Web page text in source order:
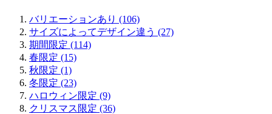
バリエーションあり (106)
サイズによってデザイン違う (27)
期間限定 (114)
春限定 (15)
秋限定 (1)
冬限定 (23)
ハロウィン限定 (9)
クリスマス限定 (36)